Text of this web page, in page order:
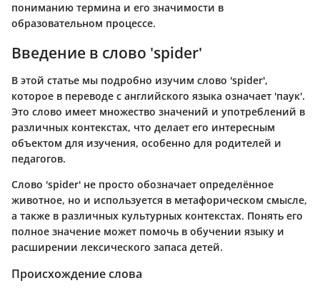
пониманию термина и его значимости в
образовательном процессе.
Введение в слово 'spider'
В этой статье мы подробно изучим слово 'spider',
которое в переводе с английского языка означает 'паук'.
Это слово имеет множество значений и употреблений в
различных контекстах, что делает его интересным
объектом для изучения, особенно для родителей и
педагогов.
Слово 'spider' не просто обозначает определённое
животное, но и используется в метафорическом смысле,
а также в различных культурных контекстах. Понять его
полное значение может помочь в обучении языку и
расширении лексического запаса детей.
Происхождение слова